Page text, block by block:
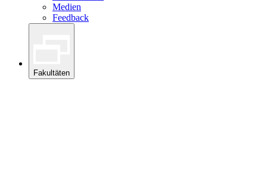
Medien
Feedback
Fakultäten